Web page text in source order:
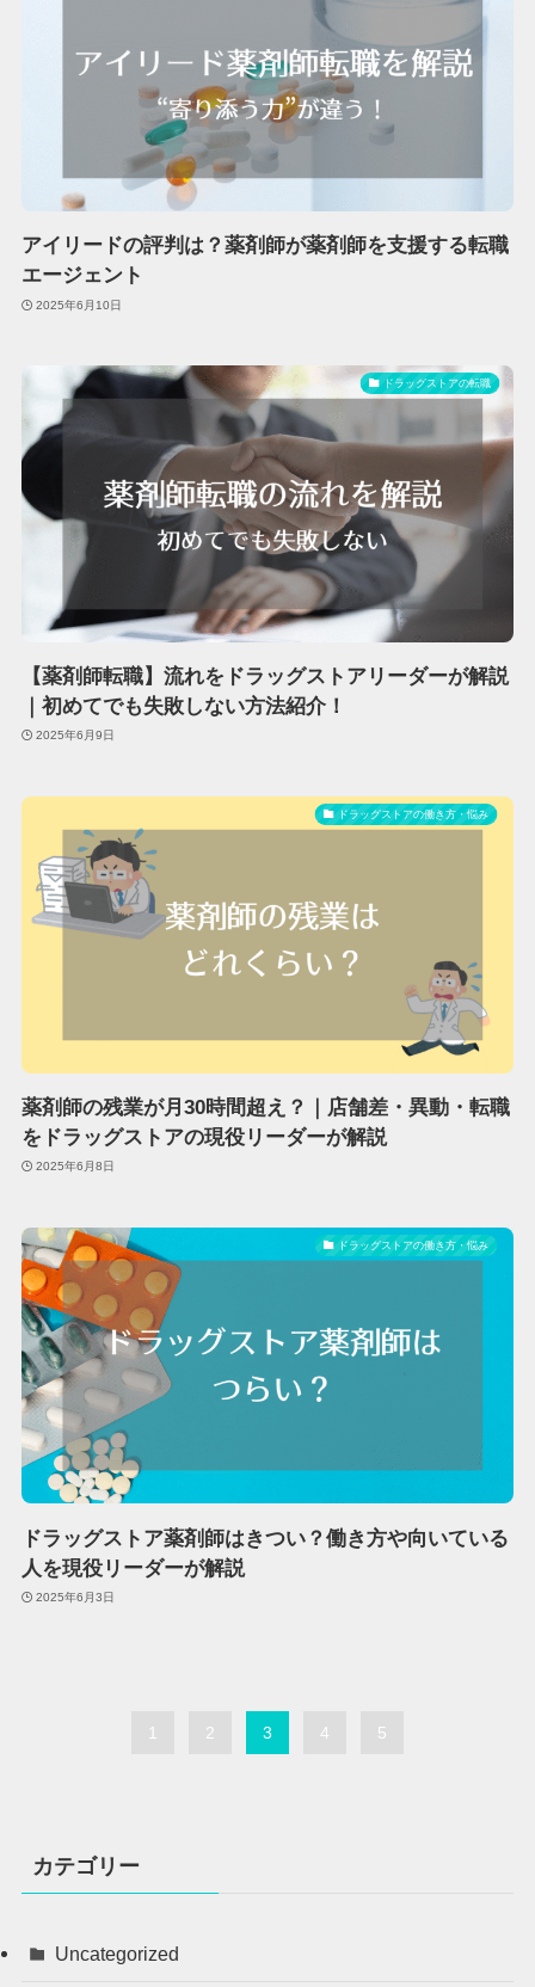
アイリードの評判は？薬剤師が薬剤師を支援する転職
エージェント
2025年6月10日
ドラッグストアの転職
【薬剤師転職】流れをドラッグストアリーダーが解説
｜初めてでも失敗しない方法紹介！
2025年6月9日
ドラッグストアの働き方・悩み
薬剤師の残業が月30時間超え？｜店舗差・異動・転職
をドラッグストアの現役リーダーが解説
2025年6月8日
ドラッグストアの働き方・悩み
ドラッグストア薬剤師はきつい？働き方や向いている
人を現役リーダーが解説
2025年6月3日
1 2 3 4 5
カテゴリー
Uncategorized